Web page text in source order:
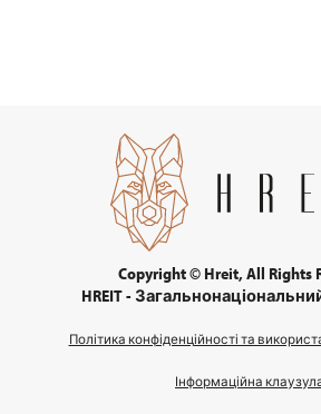
Copyright © Hreit, All Rights
HREIT -
Політика конфіденційності та
Інформаційна